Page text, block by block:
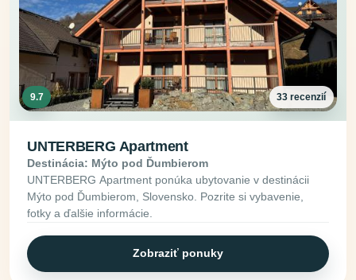
9.7 33 recenzií
UNTERBERG Apartment
Destinácia: Mýto pod Ďumbierom
UNTERBERG Apartment ponúka ubytovanie v destinácii
Mýto pod Ďumbierom, Slovensko. Pozrite si vybavenie,
fotky a ďalšie informácie.
Zobraziť ponuky